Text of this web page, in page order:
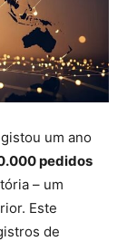
um ano
pedidos
– um
Este
de